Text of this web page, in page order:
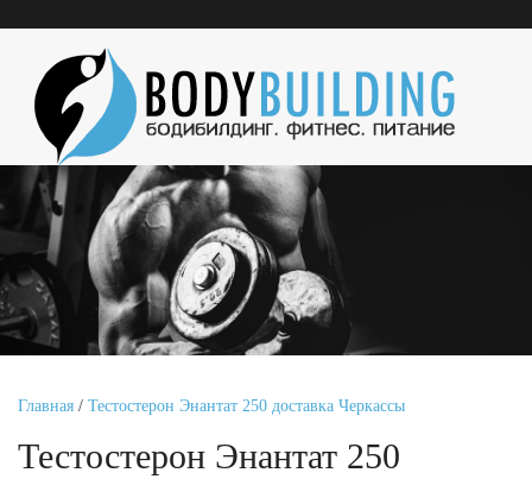
Главная / Тестостерон Энантат 250 доставка Черкассы
Тестостерон Энантат 250